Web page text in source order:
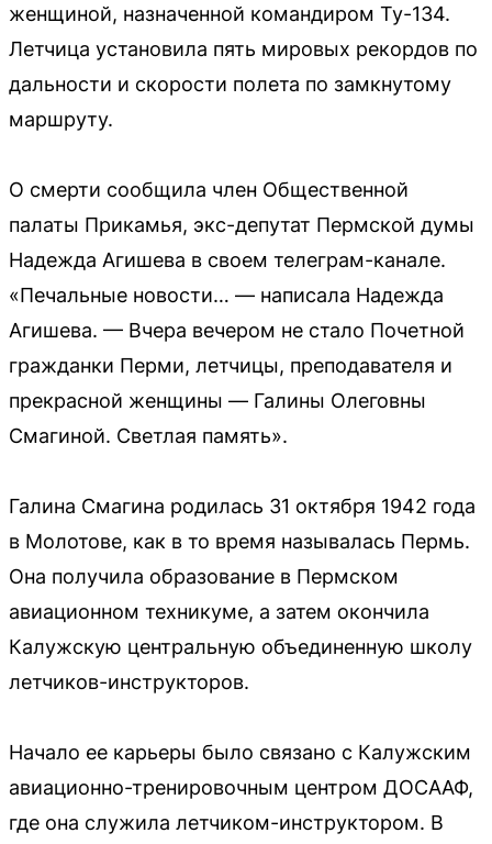
женщиной, назначенной командиром Ту-134.
Летчица установила пять мировых рекордов по
дальности и скорости полета по замкнутому
маршруту.
О смерти сообщила член Общественной
палаты Прикамья, экс-депутат Пермской думы
Надежда Агишева в своем телеграм-канале.
«Печальные новости… — написала Надежда
Агишева. — Вчера вечером не стало Почетной
гражданки Перми, летчицы, преподавателя и
прекрасной женщины — Галины Олеговны
Смагиной. Светлая память».
Галина Смагина родилась 31 октября 1942 года
в Молотове, как в то время называлась Пермь.
Она получила образование в Пермском
авиационном техникуме, а затем окончила
Калужскую центральную объединенную школу
летчиков-инструкторов.
Начало ее карьеры было связано с Калужским
авиационно-тренировочным центром ДОСААФ,
где она служила летчиком-инструктором. В